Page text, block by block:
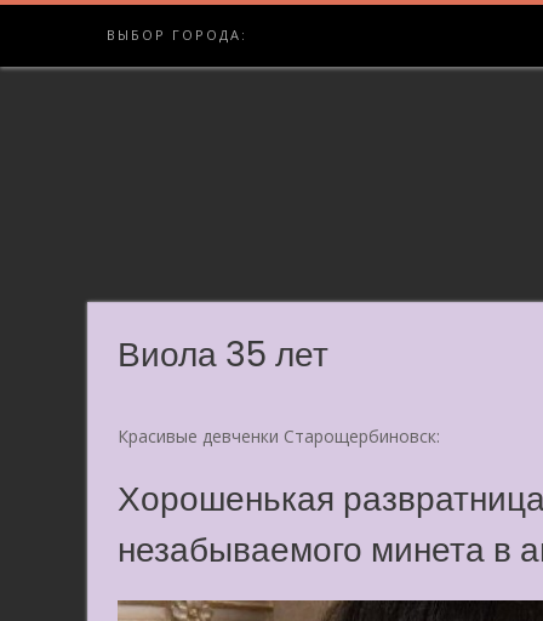
Skip
content
ВЫБОР ГОРОДА:
Виола 35 лет
Красивые девченки Старощербиновск:
Хорошенькая
незабываемого минета в